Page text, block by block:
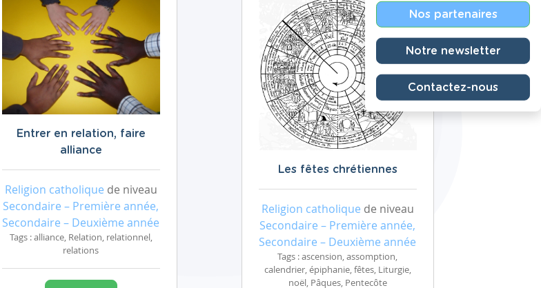
Entrer en relation, faire
alliance
Religion catholique de niveau
Secondaire – Première année,
Secondaire – Deuxième année
Tags : alliance, Relation, relationnel,
relations
Les fêtes chrétiennes
Religion catholique de niveau
Secondaire – Première année,
Secondaire – Deuxième année
Tags : ascension, assomption,
calendrier, épiphanie, fêtes, Liturgie,
noël, Pâques, Pentecôte
Nos partenaires
Notre newsletter
Contactez-nous